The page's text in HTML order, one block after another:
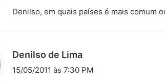
e
Denilso, em quais países é mais comum
Denilso de Lima
i
15/05/2011 às 7:30 PM